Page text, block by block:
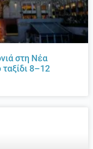
στη Νέα
8–12